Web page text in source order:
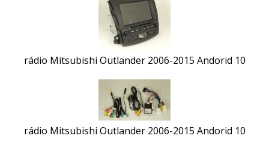
rádio Mitsubishi Outlander 2006-2015 Andorid 10
rádio Mitsubishi Outlander 2006-2015 Andorid 10